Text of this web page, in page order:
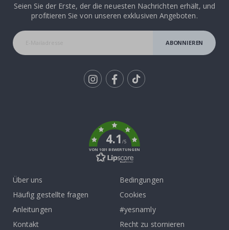
Seien Sie der Erste, der die neuesten Nachrichten erhält, und
profitieren Sie von unseren exklusiven Angeboten.
ABONNIEREN
4.1/5
VON 1031 BEWERTUNGEN
Über uns
Häufig gestellte fragen
Anleitungen
Kontakt
Bedingungen
Cookies
#yesnamly
Recht zu stornieren